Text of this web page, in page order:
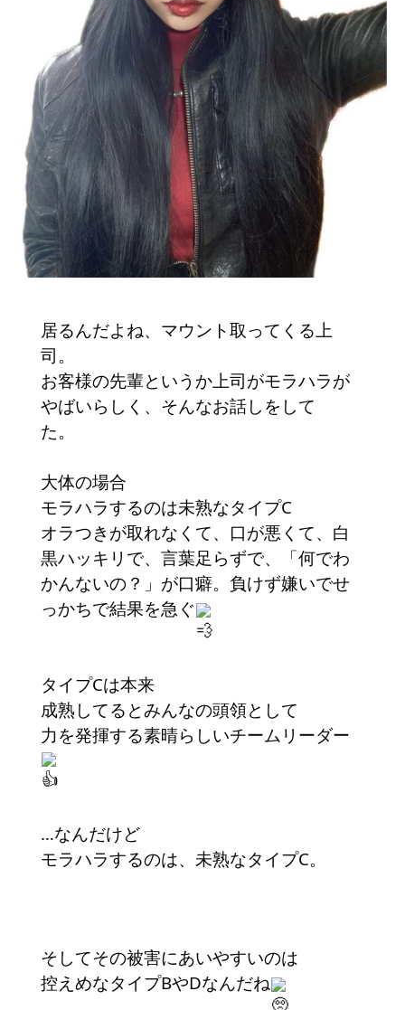
居るんだよね、マウント取ってくる上
司。
お客様の先輩というか上司がモラハラが
やばいらしく、そんなお話しをして
た。
大体の場合
モラハラするのは未熟なタイプC
オラつきが取れなくて、口が悪くて、白
黒ハッキリで、言葉足らずで、「何でわ
かんないの？」が口癖。負けず嫌いでせ
っかちで結果を急ぐ
タイプCは本来
成熟してるとみんなの頭領として
力を発揮する素晴らしいチームリーダー
…なんだけど
モラハラするのは、未熟なタイプC。
そしてその被害にあいやすいのは
控えめなタイプBやDなんだね